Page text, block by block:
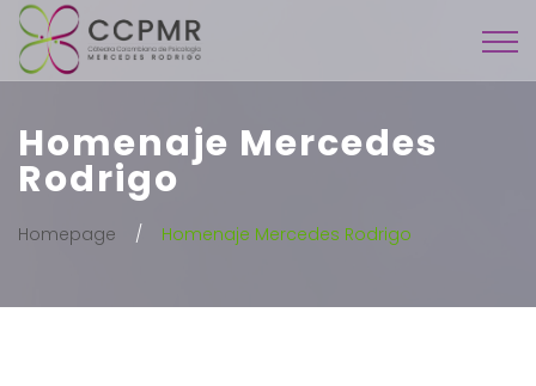
Homenaje Mercedes
Rodrigo
Homepage Homenaje Mercedes Rodrigo